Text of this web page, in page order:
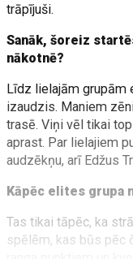
trāpījuši.
Sanāk, šoreiz
nākotnē?
Līdz lielajām grupām
izaudzis. Maniem
trasē. Viņi vēl tikai
aprast. Par lielajiem
audzēkņu, arī Edžus
Kāpēc elites grupa
Tas tikai tāpēc, ka
spēlēm, kas būs pēc